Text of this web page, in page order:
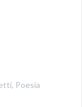
, Poesia